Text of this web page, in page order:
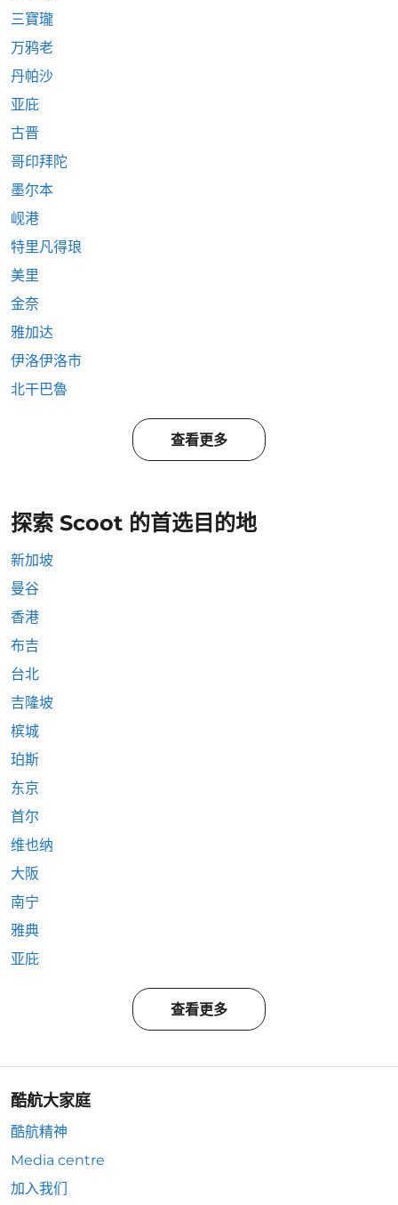
三寶瓏
万鸦老
丹帕沙
亚庇
古晋
哥印拜陀
墨尔本
岘港
特里凡得琅
美里
金奈
雅加达
伊洛伊洛市
北干巴魯
查看更多
探索 Scoot 的首选目的地
新加坡
曼谷
香港
布吉
台北
吉隆坡
槟城
珀斯
东京
首尔
维也纳
大阪
南宁
雅典
亚庇
查看更多
酷航大家庭
酷航精神
Media centre
加入我们